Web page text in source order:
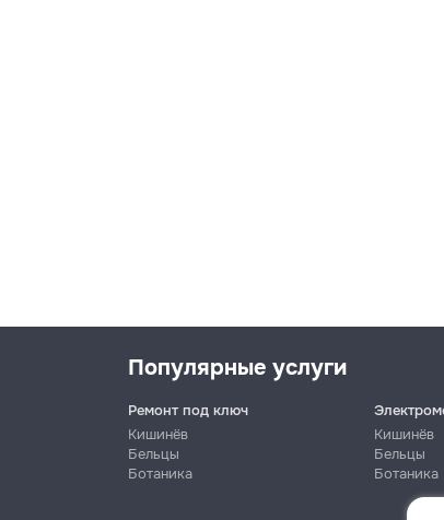
Популярные услуги
Ремонт под ключ
Кишинёв
Бельцы
Ботаника
Кишинёв
Бельцы
Ботаника